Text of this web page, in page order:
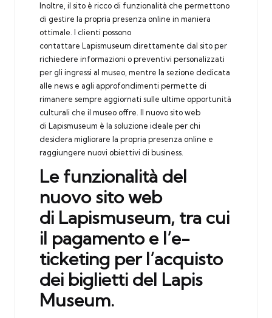
Inoltre, il sito è ricco di funzionalità che permettono
di gestire la propria presenza online in maniera
ottimale. I clienti possono
contattare Lapismuseum direttamente dal sito per
richiedere informazioni o preventivi personalizzati
per gli ingressi al museo, mentre la sezione dedicata
alle news e agli approfondimenti permette di
rimanere sempre aggiornati sulle ultime opportunità
culturali che il museo offre. Il nuovo sito web
di Lapismuseum è la soluzione ideale per chi
desidera migliorare la propria presenza online e
raggiungere nuovi obiettivi di business.
Le funzionalità del
nuovo sito web
di Lapismuseum, tra cui
il pagamento e l’e-
ticketing per l’acquisto
dei biglietti del Lapis
Museum.